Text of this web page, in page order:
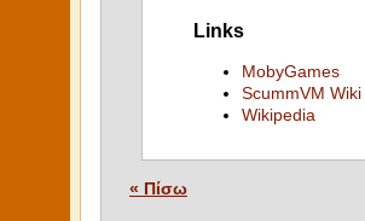
Links
MobyGames
ScummVM Wiki
Wikipedia
« Πίσω